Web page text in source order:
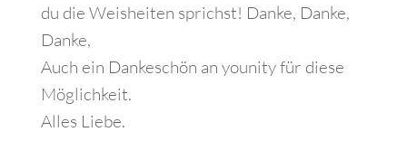
du die Weisheiten sprichst! Danke, Danke,
Danke,
Auch ein Dankeschön an younity für diese
Möglichkeit.
Alles Liebe.